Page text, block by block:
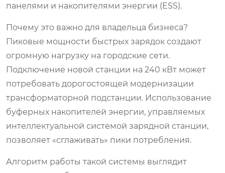
панелями и накопителями энергии (ESS).
Почему это важно для владельца бизнеса?
Пиковые мощности быстрых зарядок создают
огромную нагрузку на городские сети.
Подключение новой станции на 240 кВт может
потребовать дорогостоящей модернизации
трансформаторной подстанции. Использование
буферных накопителей энергии, управляемых
интеллектуальной системой зарядной станции,
позволяет «сглаживать» пики потребления.
Алгоритм работы такой системы выглядит